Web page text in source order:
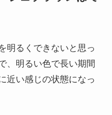
明るくできないと思っ
、明るい色で長い期間
近い感じの状態になっ